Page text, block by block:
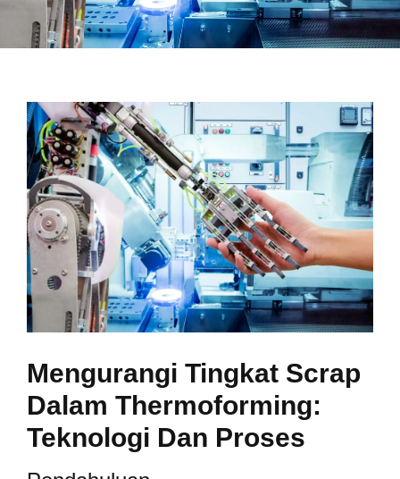
Mengurangi Tingkat Scrap
Dalam Thermoforming:
Teknologi Dan Proses